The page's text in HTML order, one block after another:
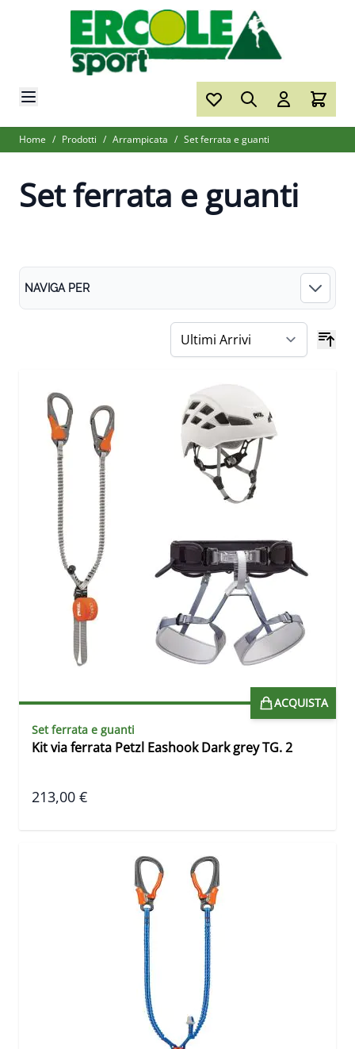
Salta al contenuto
Home / Prodotti / Arrampicata / Set ferrata e guanti
Set ferrata e guanti
NAVIGA PER
ACQUISTA
Set ferrata e guanti
Kit via ferrata Petzl Eashook Dark grey TG. 2
213,00 €